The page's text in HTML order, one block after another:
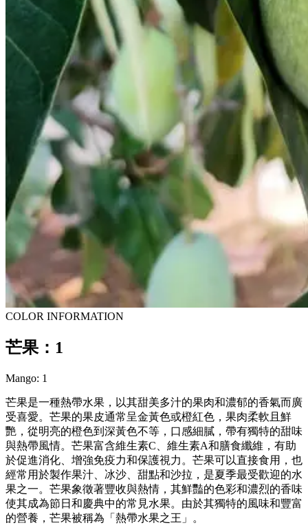
COLOR INFORMATION
芒果：1
Mango: 1
芒果是一種熱帶水果，以其甜美多汁的果肉和濃郁的香氣而廣
受喜愛。芒果的果皮通常呈金黃色或橙紅色，果肉柔軟且鮮
艷，從明亮的橙色到深黃色不等，口感細膩，帶有獨特的甜味
與熱帶風情。芒果富含維生素C、維生素A和膳食纖維，有助
於促進消化、增強免疫力和保護視力。芒果可以直接食用，也
經常用於製作果汁、冰沙、甜點和沙拉，是夏季最受歡迎的水
果之一。芒果象徵著豐收與熱情，其鮮豔的色彩和濃烈的香味
使其成為節日和慶典中的常見水果。由於其獨特的風味和豐富
的營養，芒果被稱為「熱帶水果之王」。